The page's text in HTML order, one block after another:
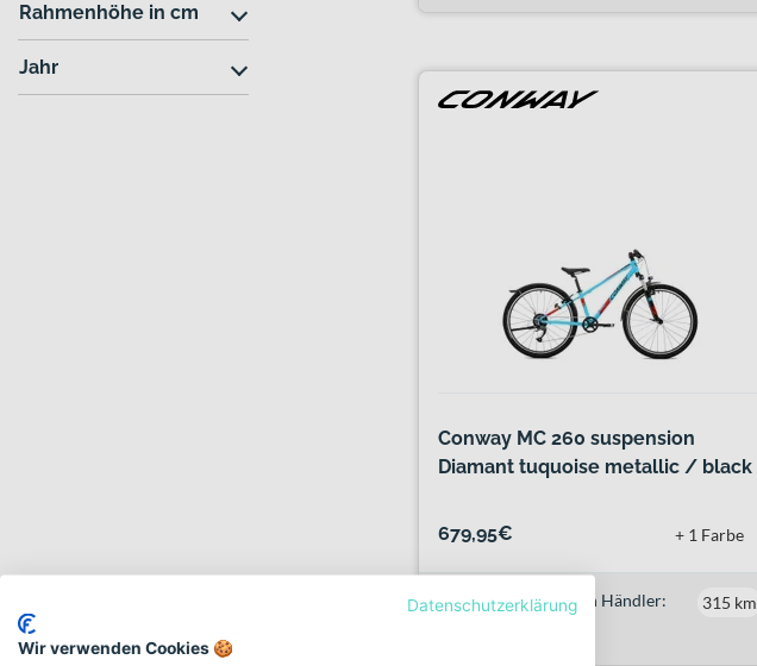
Rahmenhöhe in cm
Jahr
Conway MC 260 suspension
Diamant tuquoise metallic / black
679,95€ + 1 Farbe
Verkauf durch deinen Händler:
315 km
Datenschutzerklärung
Wir verwenden Cookies 🍪